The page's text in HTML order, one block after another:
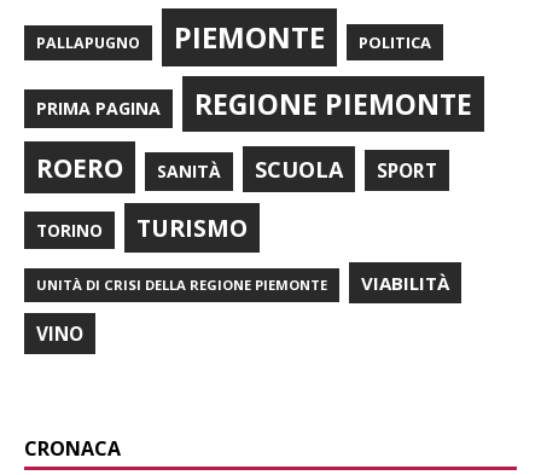
PALLAPUGNO PIEMONTE POLITICA
PRIMA PAGINA REGIONE PIEMONTE
ROERO SANITÀ SCUOLA SPORT
TORINO TURISMO
UNITÀ DI CRISI DELLA REGIONE PIEMONTE VIABILITÀ
VINO
CRONACA